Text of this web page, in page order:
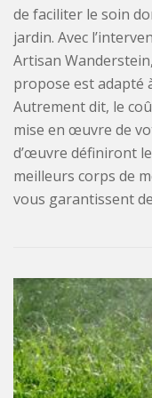
de faciliter le soin
jardin. Avec
Artisan
propose est adapté
Autrement dit, le
mise en œuvre de
d’œuvre définiront
meilleurs corps de
vous garantissent